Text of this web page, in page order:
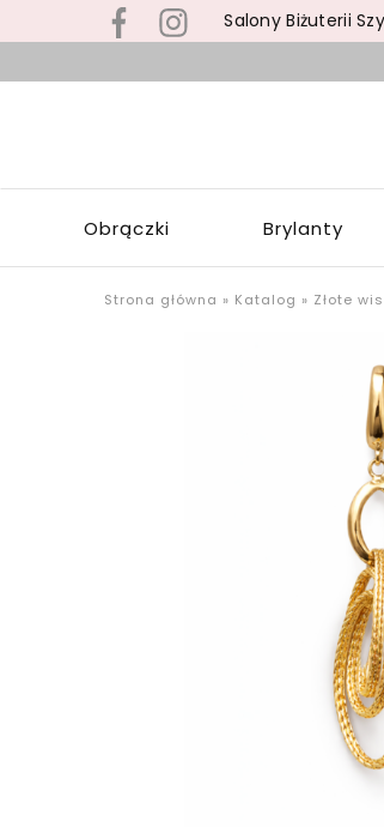
Salony Biżuterii
Obrączki Brylanty
Strona główna » Katalog » Złote